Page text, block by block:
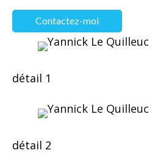
Contactez-moi
détail 1
détail 2